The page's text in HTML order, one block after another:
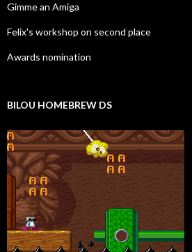
Gimme an Amiga
Felix's workshop on second place
Awards nomination
BILOU HOMEBREW DS